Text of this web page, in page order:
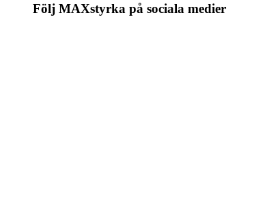
Följ MAXstyrka på sociala medier